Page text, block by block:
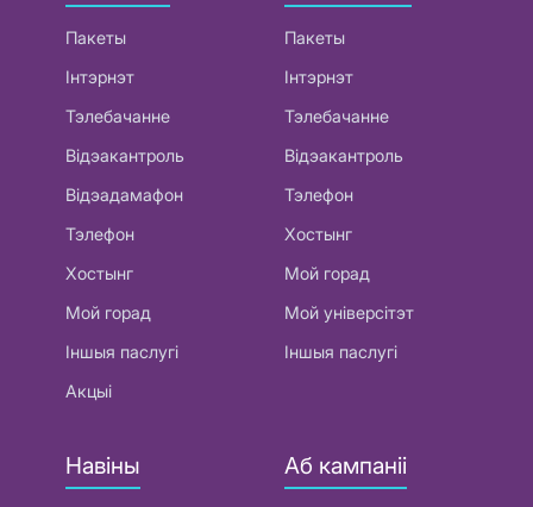
Пакеты
Інтэрнэт
Тэлебачанне
Відэакантроль
Відэадамафон
Тэлефон
Хостынг
Мой горад
Іншыя паслугі
Акцыі
Пакеты
Інтэрнэт
Тэлебачанне
Відэакантроль
Тэлефон
Хостынг
Мой горад
Мой універсітэт
Іншыя паслугі
Навіны Аб кампаніі